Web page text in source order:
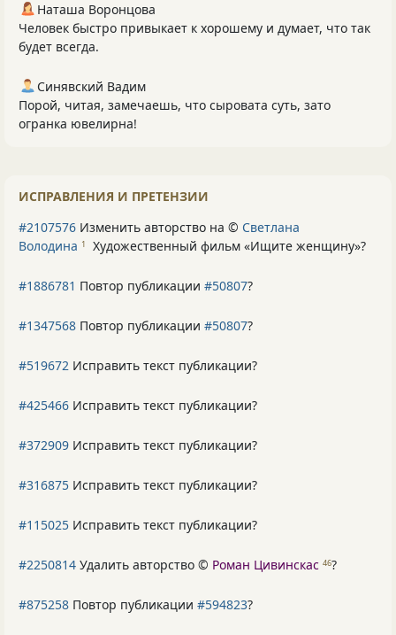
Наташа Воронцова
Человек быстро привыкает к хорошему и думает, что так
будет всегда.
Синявский Вадим
Порой, читая, замечаешь, что сыровата суть, зато
огранка ювелирна!
ИСПРАВЛЕНИЯ И ПРЕТЕНЗИИ
#2107576 Изменить авторство на © Светлана
Володина 1 Художественный фильм «Ищите женщину»?
#1886781 Повтор публикации #50807?
#1347568 Повтор публикации #50807?
#519672 Исправить текст публикации?
#425466 Исправить текст публикации?
#372909 Исправить текст публикации?
#316875 Исправить текст публикации?
#115025 Исправить текст публикации?
#2250814 Удалить авторство © Роман Цивинскас 46?
#875258 Повтор публикации #594823?